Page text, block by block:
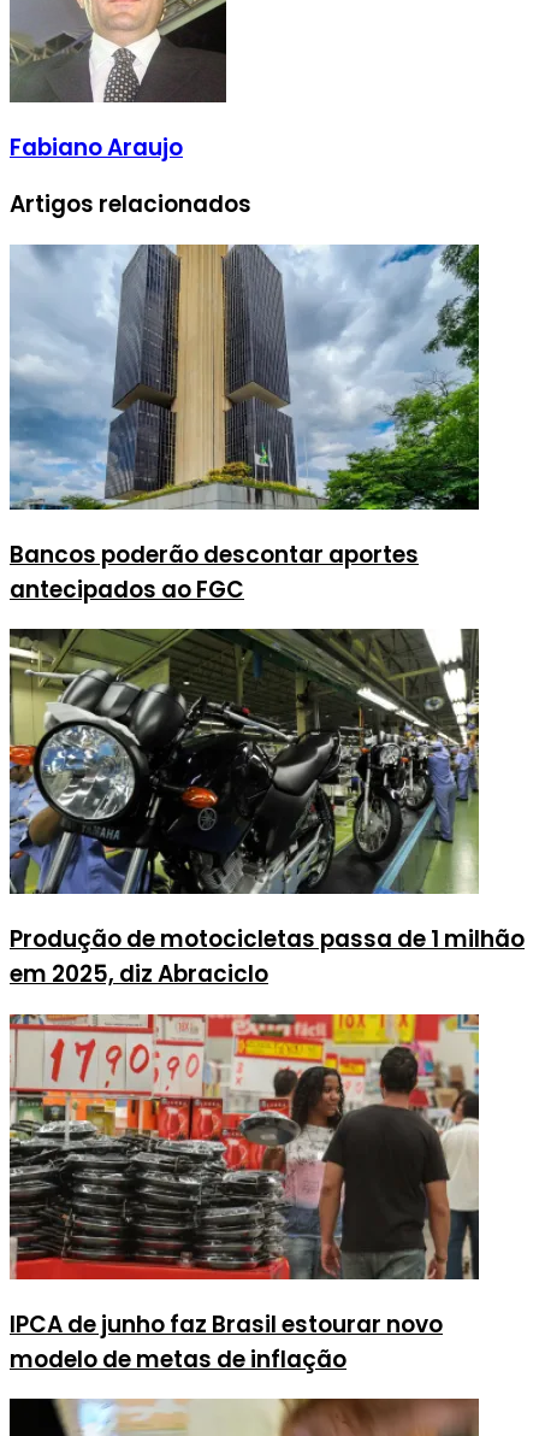
Fabiano Araujo
Artigos relacionados
Bancos poderão descontar aportes
antecipados ao FGC
Produção de motocicletas passa de 1 milhão
em 2025, diz Abraciclo
IPCA de junho faz Brasil estourar novo
modelo de metas de inflação